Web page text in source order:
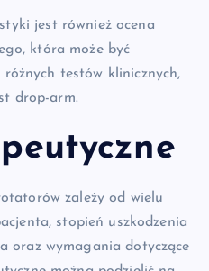
jest również ocena
która może być
testów klinicznych,
drop-arm.
zależy od wielu
stopień uszkodzenia
oraz wymagania dotyczące